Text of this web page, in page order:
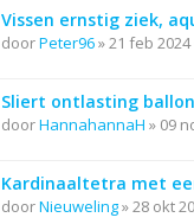
Vissen ernstig ziek,
doorPeter96»21 feb 2024
Sliert ontlasting
doorHannahannaH » 09
Kardinaaltetra met
doorNieuweling»28 okt